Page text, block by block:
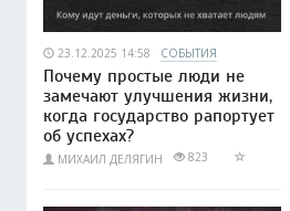
23.12.2025 14:58 СОБЫТИЯ
Почему простые люди не
замечают улучшения жизни,
когда государство рапортует
об успехах?
МИХАИЛ ДЕЛЯГИН 823